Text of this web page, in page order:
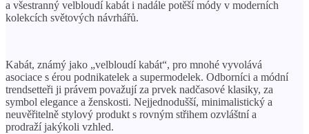
a všestranný velbloudí kabát i nadále potěší módy v moderních
kolekcích světových návrhářů.
Kabát, známý jako „velbloudí kabát“, pro mnohé vyvolává
asociace s érou podnikatelek a supermodelek. Odborníci a módní
trendsetteři ji právem považují za prvek nadčasové klasiky, za
symbol elegance a ženskosti. Nejjednodušší, minimalistický a
neuvěřitelně stylový produkt s rovným střihem ozvláštní a
prodraží jakýkoli vzhled.